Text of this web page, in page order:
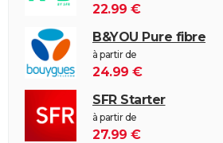
22.99 €
B&YOU Pure fibre
à partir de
24.99 €
SFR Starter
à partir de
27.99 €